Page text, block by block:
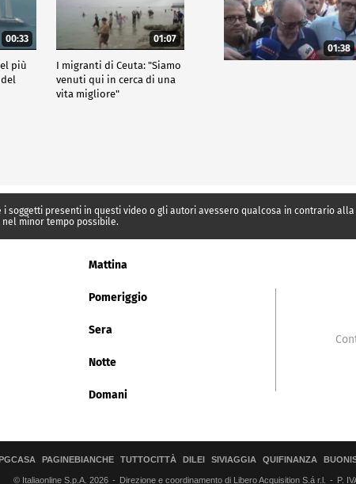
00:33
più
01:07
I migranti di Ceuta: "Siamo
venuti qui in cerca di una
vita migliore"
01:38
presenti in questi video o gli autori avessero qualcosa in contrario
minor tempo possibile.
Mattina
Pomeriggio
Sera
Notte
Domani
PGCASA PAGINEBIANCHE TUTTOCITTÀ DILEI SIVIAGGIA QUIFINANZA
© Italiaonline S.p.A. 2026 Direzione e coordinamento di Libero Acquisition S.á r.l. P.